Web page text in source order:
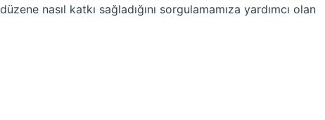
nasıl katkı sağladığını sorgulamamıza yardımcı olan